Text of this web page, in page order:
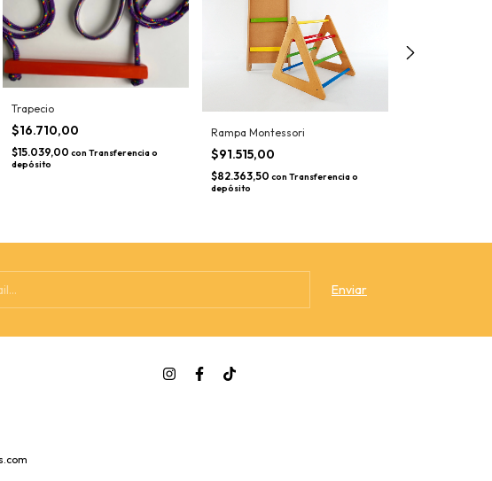
Trapecio
$16.710,00
$15.039,00 con Transferencia o
depósito
Rampa Montessori
$91.515,00
$82.363,50 con Transferencia o
depósito